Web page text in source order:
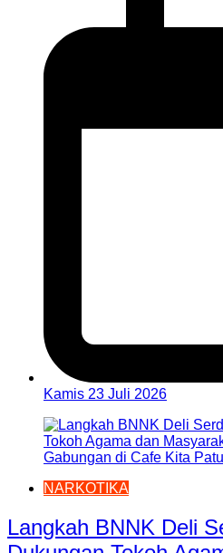
Kamis 23 Juli 2026
NARKOTIKA
Langkah BNNK Deli